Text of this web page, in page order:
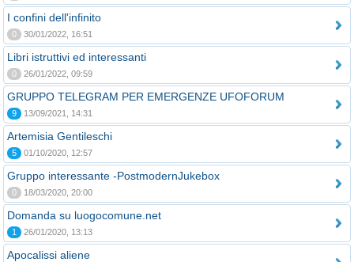
I confini dell'infinito
0 30/01/2022, 16:51
Libri istruttivi ed interessanti
0 26/01/2022, 09:59
GRUPPO TELEGRAM PER EMERGENZE UFOFORUM
9 13/09/2021, 14:31
Artemisia Gentileschi
5 01/10/2020, 12:57
Gruppo interessante -PostmodernJukebox
0 18/03/2020, 20:00
Domanda su luogocomune.net
1 26/01/2020, 13:13
Apocalissi aliene